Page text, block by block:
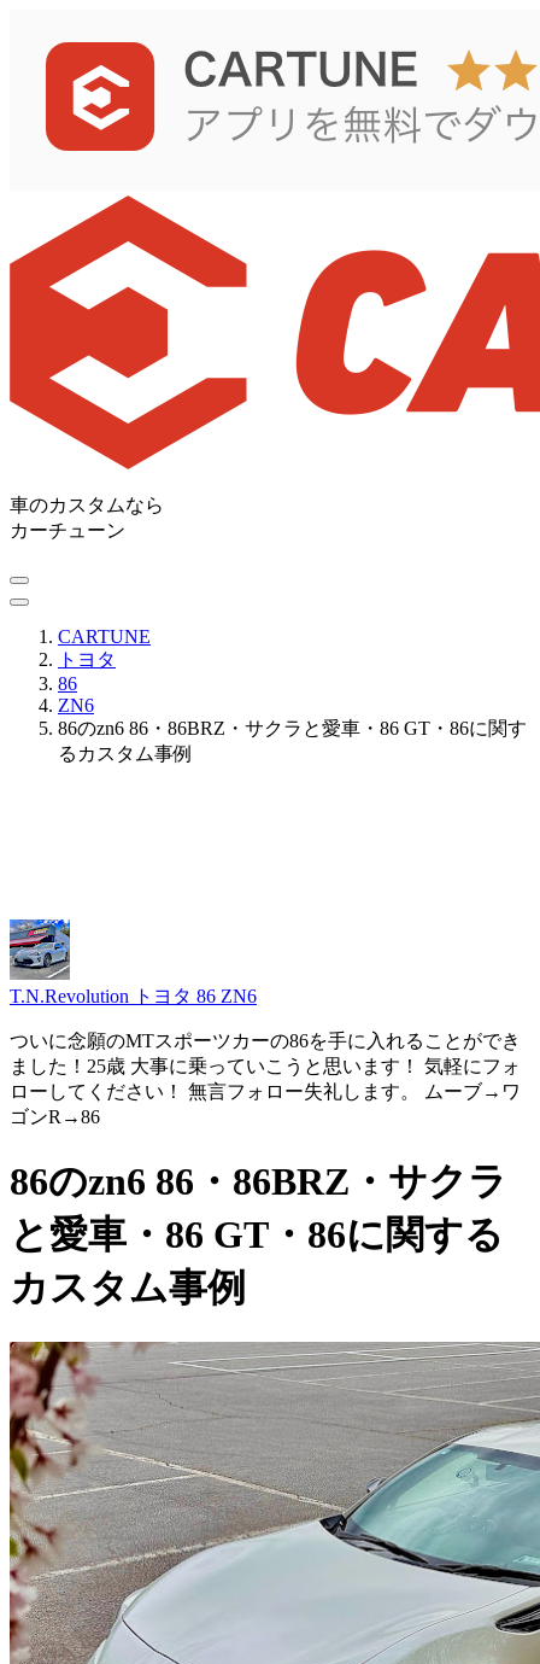
車のカスタムなら
カーチューン
CARTUNE
トヨタ
86
ZN6
86のzn6 86・86BRZ・サクラと愛車・86 GT・86に関す
るカスタム事例
T.N.Revolution トヨタ 86 ZN6
ついに念願のMTスポーツカーの86を手に入れることができ
ました！25歳 大事に乗っていこうと思います！ 気軽にフォ
ローしてください！ 無言フォロー失礼します。 ムーブ→ワ
ゴンR→86
86のzn6 86・86BRZ・サクラ
と愛車・86 GT・86に関する
カスタム事例